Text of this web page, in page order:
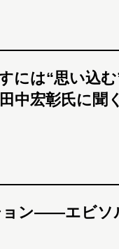
には“思い込
中宏彰氏に聞
ョン――エビソ